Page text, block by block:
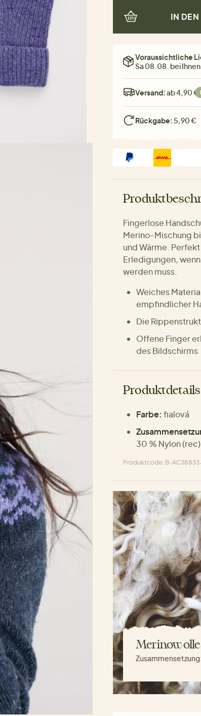
IN
Voraussichtliche
Sa 08.08. bei Ihnen
Versand:ab 4,90 €
Rückgabe: 5,90 €
Fingerlose
Merino-Mischung
und Wärme.
Erledigungen,
werden muss.
Weiches
empfindlicher
Die
Offene Finger
des Bildschirms
Produktdetails
Farbe: fialová
30 % Nylon (rec)
Produktcode: B-
Merinowolle
Zusammensetzung: